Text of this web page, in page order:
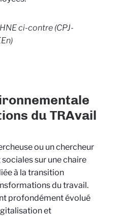
ci-contre (CPJ-
du TRAvail
ou un chercheur
sur une chaire
à la transition
du travail.
profondément évolué
et